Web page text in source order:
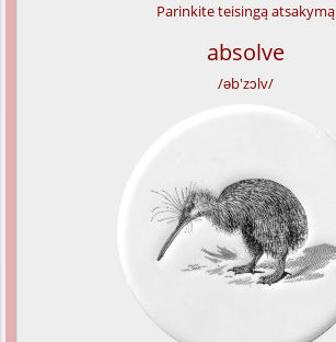
Parinkite teisingą atsakymą
absolve
/əb'zɔlv/